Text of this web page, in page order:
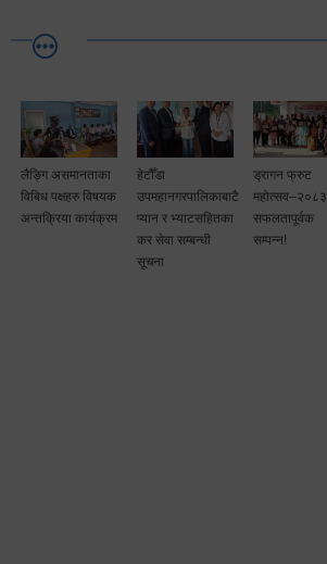
लैङ्गि असमानताका
विबिध पक्षहरु विषयक
अन्तक्रिया कार्यक्रम
हेटौँडा
उपमहानगरपालिकाबाटै
प्यान र भ्याटसहितका
कर सेवा सम्बन्धी
सूचना
ड्रागन फ्रुट
महोत्सव–२०८३
सफलतापूर्वक
सम्पन्न!